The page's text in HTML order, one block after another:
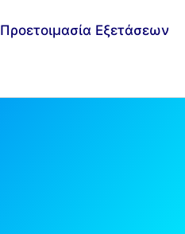
Προετοιμασία Εξετάσεων